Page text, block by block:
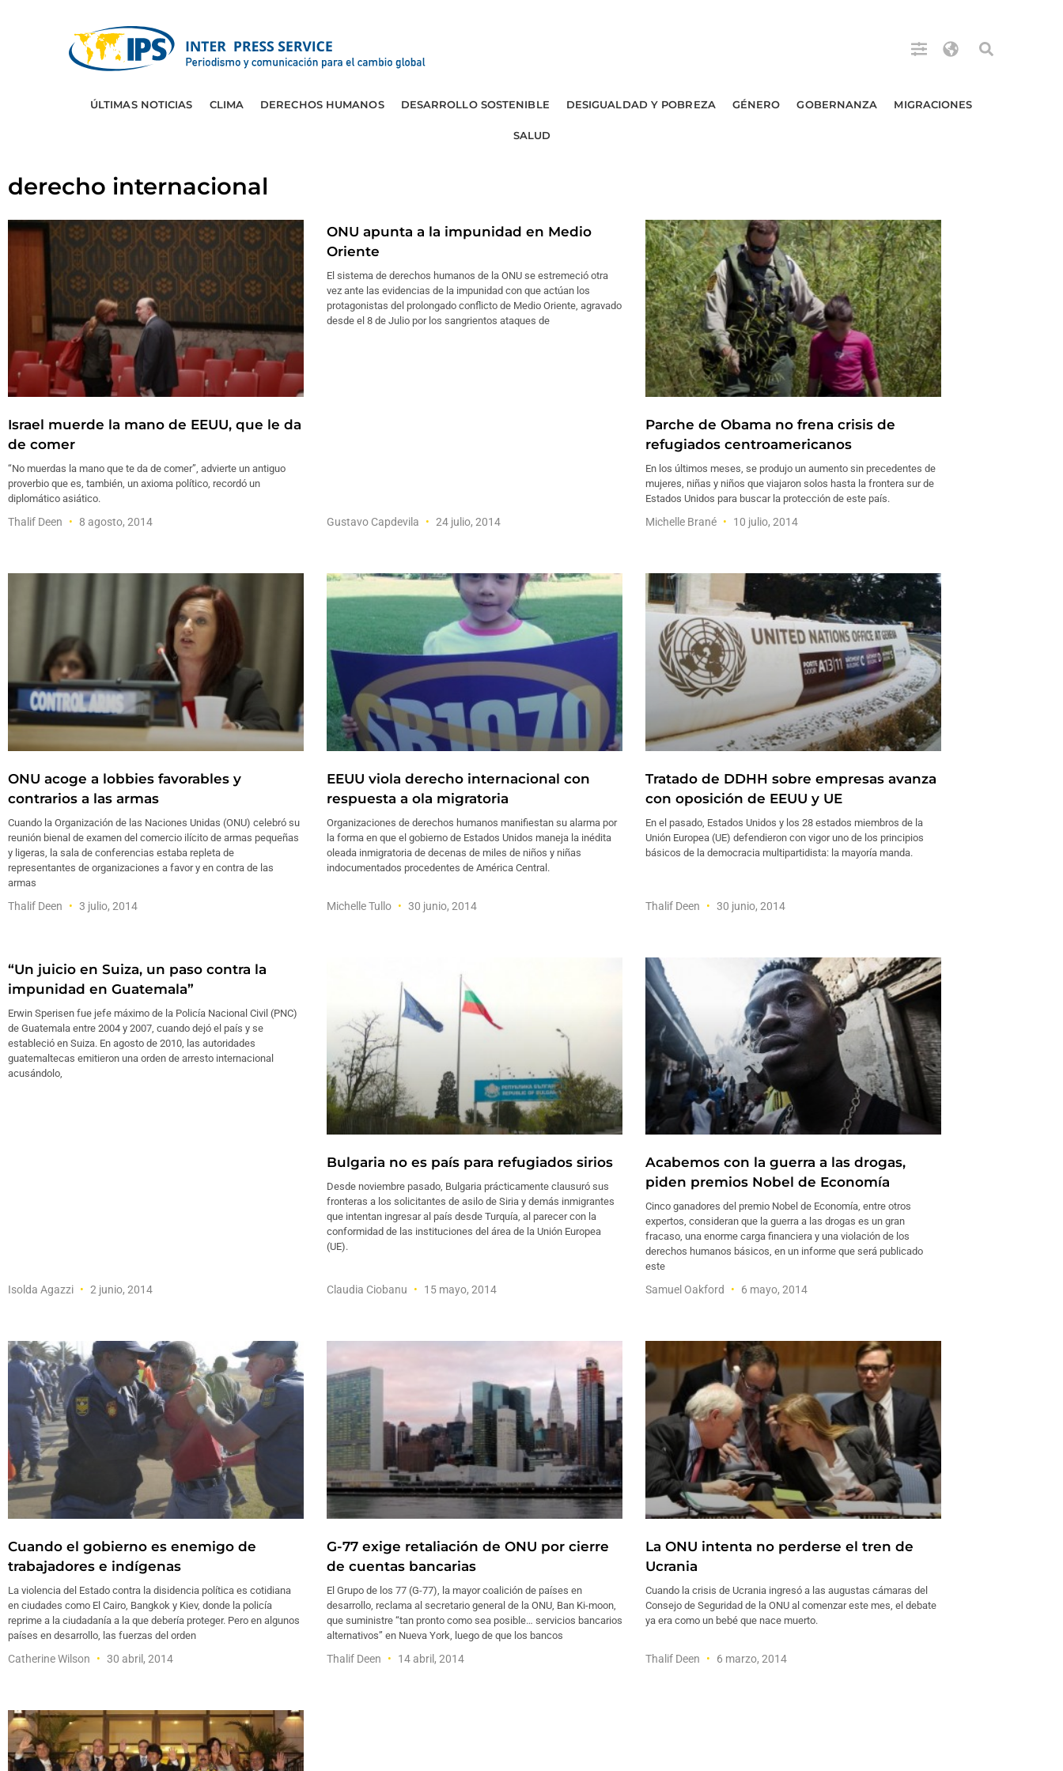
ÚLTIMAS NOTICIAS CLIMA DERECHOS HUMANOS DESARROLLO SOSTENIBLE DESIGUALDAD Y POBREZA GÉNERO GOBERNANZA MIGRACIONES
SALUD
derecho internacional
Israel muerde la mano de EEUU, que le da
de comer
“No muerdas la mano que te da de comer”, advierte un antiguo
proverbio que es, también, un axioma político, recordó un
diplomático asiático.
Thalif Deen 8 agosto, 2014
ONU apunta a la impunidad en Medio
Oriente
El sistema de derechos humanos de la ONU se estremeció otra
vez ante las evidencias de la impunidad con que actúan los
protagonistas del prolongado conflicto de Medio Oriente, agravado
desde el 8 de Julio por los sangrientos ataques de
Gustavo Capdevila 24 julio, 2014
Parche de Obama no frena crisis de
refugiados centroamericanos
En los últimos meses, se produjo un aumento sin precedentes de
mujeres, niñas y niños que viajaron solos hasta la frontera sur de
Estados Unidos para buscar la protección de este país.
Michelle Brané 10 julio, 2014
ONU acoge a lobbies favorables y
contrarios a las armas
Cuando la Organización de las Naciones Unidas (ONU) celebró su
reunión bienal de examen del comercio ilícito de armas pequeñas
y ligeras, la sala de conferencias estaba repleta de
representantes de organizaciones a favor y en contra de las
armas
Thalif Deen 3 julio, 2014
EEUU viola derecho internacional con
respuesta a ola migratoria
Organizaciones de derechos humanos manifiestan su alarma por
la forma en que el gobierno de Estados Unidos maneja la inédita
oleada inmigratoria de decenas de miles de niños y niñas
indocumentados procedentes de América Central.
Michelle Tullo 30 junio, 2014
Tratado de DDHH sobre empresas avanza
con oposición de EEUU y UE
En el pasado, Estados Unidos y los 28 estados miembros de la
Unión Europea (UE) defendieron con vigor uno de los principios
básicos de la democracia multipartidista: la mayoría manda.
Thalif Deen 30 junio, 2014
“Un juicio en Suiza, un paso contra la
impunidad en Guatemala”
Erwin Sperisen fue jefe máximo de la Policía Nacional Civil (PNC)
de Guatemala entre 2004 y 2007, cuando dejó el país y se
estableció en Suiza. En agosto de 2010, las autoridades
guatemaltecas emitieron una orden de arresto internacional
acusándolo,
Isolda Agazzi 2 junio, 2014
Bulgaria no es país para refugiados sirios
Desde noviembre pasado, Bulgaria prácticamente clausuró sus
fronteras a los solicitantes de asilo de Siria y demás inmigrantes
que intentan ingresar al país desde Turquía, al parecer con la
conformidad de las instituciones del área de la Unión Europea
(UE).
Claudia Ciobanu 15 mayo, 2014
Acabemos con la guerra a las drogas,
piden premios Nobel de Economía
Cinco ganadores del premio Nobel de Economía, entre otros
expertos, consideran que la guerra a las drogas es un gran
fracaso, una enorme carga financiera y una violación de los
derechos humanos básicos, en un informe que será publicado
este
Samuel Oakford 6 mayo, 2014
Cuando el gobierno es enemigo de
trabajadores e indígenas
La violencia del Estado contra la disidencia política es cotidiana
en ciudades como El Cairo, Bangkok y Kiev, donde la policía
reprime a la ciudadanía a la que debería proteger. Pero en algunos
países en desarrollo, las fuerzas del orden
Catherine Wilson 30 abril, 2014
G-77 exige retaliación de ONU por cierre
de cuentas bancarias
El Grupo de los 77 (G-77), la mayor coalición de países en
desarrollo, reclama al secretario general de la ONU, Ban Ki-moon,
que suministre “tan pronto como sea posible… servicios bancarios
alternativos” en Nueva York, luego de que los bancos
Thalif Deen 14 abril, 2014
La ONU intenta no perderse el tren de
Ucrania
Cuando la crisis de Ucrania ingresó a las augustas cámaras del
Consejo de Seguridad de la ONU al comenzar este mes, el debate
ya era como un bebé que nace muerto.
Thalif Deen 6 marzo, 2014